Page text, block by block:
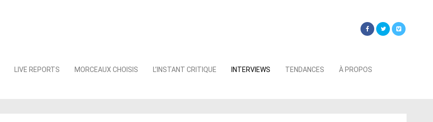
LIVE REPORTS MORCEAUX CHOISIS L’INSTANT CRITIQUE INTERVIEWS TENDANCES À PROPOS